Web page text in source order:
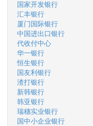
国家开发银行
汇丰银行
厦门国际银行
中国进出口银行
代收付中心
华一银行
恒生银行
国友利银行
渣打银行
新韩银行
韩亚银行
瑞穗实业银行
国中小企业银行